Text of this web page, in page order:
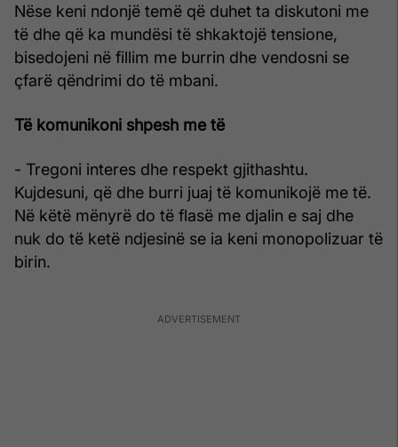
Nëse keni ndonjë temë që duhet ta diskutoni me
të dhe që ka mundësi të shkaktojë tensione,
bisedojeni në fillim me burrin dhe vendosni se
çfarë qëndrimi do të mbani.
Të komunikoni shpesh me të
- Tregoni interes dhe respekt gjithashtu.
Kujdesuni, që dhe burri juaj të komunikojë me të.
Në këtë mënyrë do të flasë me djalin e saj dhe
nuk do të ketë ndjesinë se ia keni monopolizuar të
birin.